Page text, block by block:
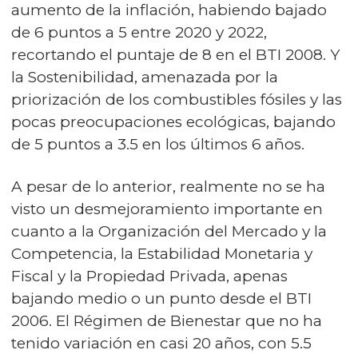
aumento de la inflación, habiendo bajado
de 6 puntos a 5 entre 2020 y 2022,
recortando el puntaje de 8 en el BTI 2008. Y
la Sostenibilidad, amenazada por la
priorización de los combustibles fósiles y las
pocas preocupaciones ecológicas, bajando
de 5 puntos a 3.5 en los últimos 6 años.
A pesar de lo anterior, realmente no se ha
visto un desmejoramiento importante en
cuanto a la Organización del Mercado y la
Competencia, la Estabilidad Monetaria y
Fiscal y la Propiedad Privada, apenas
bajando medio o un punto desde el BTI
2006. El Régimen de Bienestar que no ha
tenido variación en casi 20 años, con 5.5